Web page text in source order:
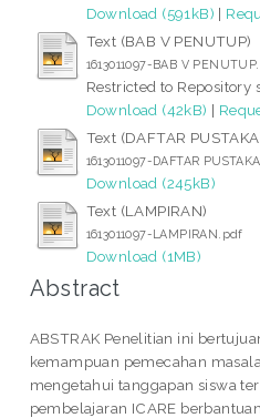
Download (591kB) |
Text (BAB V PENUTUP)
1613011097-BAB V
Restricted to Repository
Download (42kB) |
Text (DAFTAR
1613011097-DAFTAR
Download (245kB)
Text (LAMPIRAN)
1613011097-LAMPIRAN.pdf
Download (1MB)
Abstract
ABSTRAK Penelitian ini
kemampuan pemecahan
mengetahui tanggapan siswa
pembelajaran ICARE